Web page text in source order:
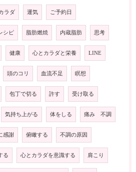
ラダ 運気 ご予約日
シピ 脂肪燃焼 内蔵脂肪 思考
健康 心とカラダと栄養 LINE
頭のコリ 血流不足 瞑想
包丁で切る 許す 受け取る
気持ち上がる 体をしる 痛み 不調
感謝 俯瞰する 不調の原因
る 心とカラダを意識する 肩こり